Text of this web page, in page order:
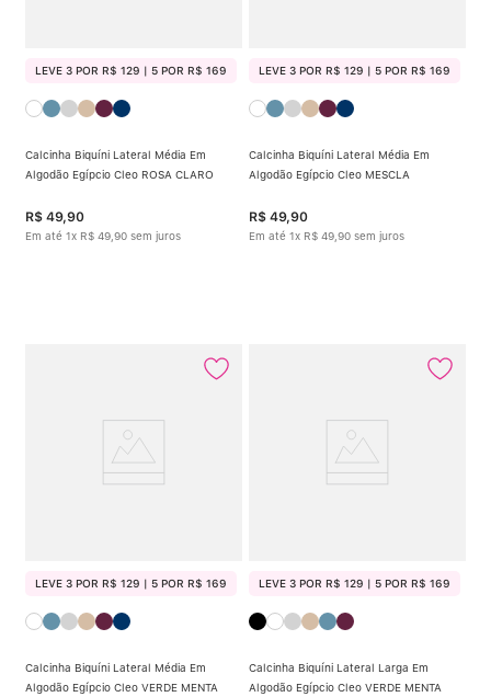
LEVE 3 POR R$ 129 | 5 POR R$ 169
Calcinha Biquíni Lateral Média Em
Algodão Egípcio Cleo ROSA CLARO
R$ 49,90
Em até 1x R$ 49 90 sem juros
LEVE 3 POR R$ 129 | 5 POR R$ 169
Calcinha Biquíni Lateral Média Em
Algodão Egípcio Cleo MESCLA
R$ 49,90
Em até 1x R$ 49 90 sem juros
LEVE 3 POR R$ 129 | 5 POR R$ 169
Calcinha Biquíni Lateral Média Em
Algodão Egípcio Cleo VERDE MENTA
LEVE 3 POR R$ 129 | 5 POR R$ 169
Calcinha Biquíni Lateral Larga Em
Algodão Egípcio Cleo VERDE MENTA